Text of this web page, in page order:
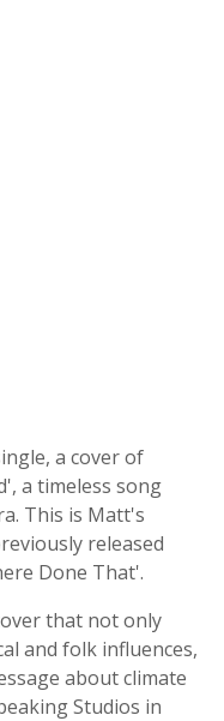
a cover of
a timeless song
This is Matt's
released
Done That'.
that not only
and folk influences,
about climate
Studios in